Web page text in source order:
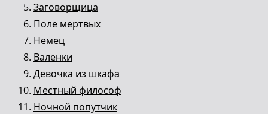
Заговорщица
Поле мертвых
Немец
Валенки
Девочка из шкафа
Местный философ
Ночной попутчик